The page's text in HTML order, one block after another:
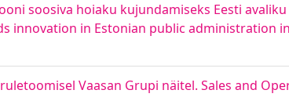
soosiva hoiaku kujundamiseks Eesti
innovation in Estonian public administration
Vaasan Grupi näitel. Sales and